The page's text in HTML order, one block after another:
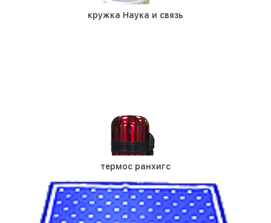
кружка Наука и связь
термос ранхигс